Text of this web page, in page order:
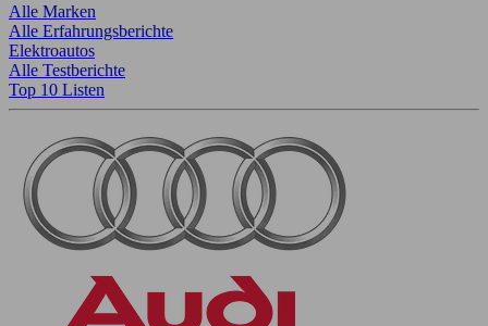
Alle Marken
Alle Erfahrungsberichte
Elektroautos
Alle Testberichte
Top 10 Listen